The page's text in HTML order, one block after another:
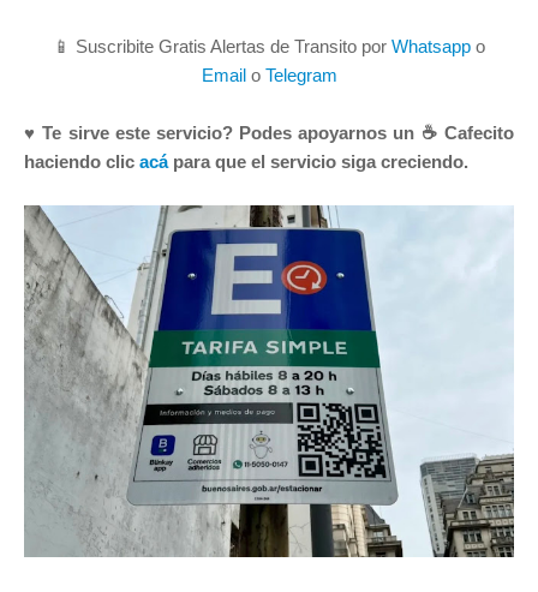
📱 Suscribite Gratis Alertas de Transito por Whatsapp o
Emailo Telegram
♥ Te sirve este servicio? Podes apoyarnos un ☕ Cafecito
haciendo clic acápara que el servicio siga creciendo.